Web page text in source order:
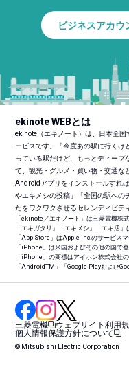
ビジネスアカウ
ekinote WEBとは
ekinote（エキノート）は、日本全
ービスです。「今度あの駅に行くけ
っている駅だけど、もっとディープ
て、観光・グルメ・買い物・交通な
Androidアプリをインストールすれ
やエキメシの投稿」「全国の駅への
たをワクワクさせるセレンディピテ
「ekinote／エキノート」は三菱電機株
「エキガタリ」「エキメシ」「エキ活」
「App Store」はApple Inc.のサービスマ
「iPhone」は米国およびその他の国で
「iPhone」の商標はアイホン株式会社
「AndroidTM 」「Google Playおよび
三菱電機
ウェブサイト利用
個人情報保護方針について
© Mitsubishi Electric Corporation